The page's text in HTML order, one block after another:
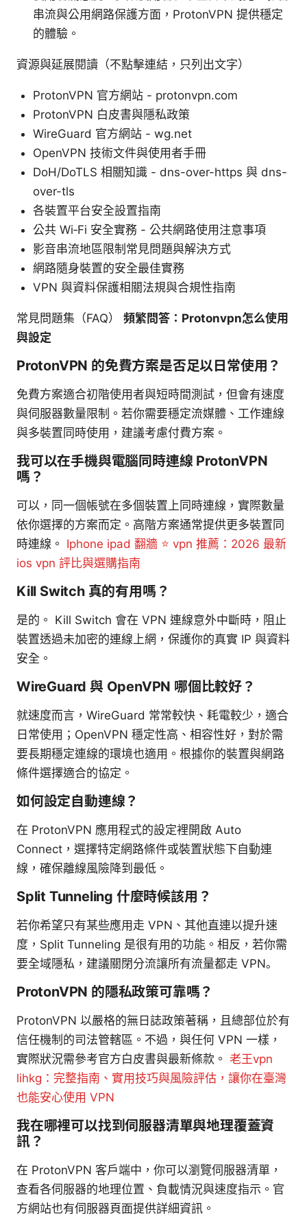
串流與公用網路保護方面，ProtonVPN 提供穩定
的體驗。
資源與延展閱讀（不點擊連結，只列出文字）
ProtonVPN 官方網站 - protonvpn.com
ProtonVPN 白皮書與隱私政策
WireGuard 官方網站 - wg.net
OpenVPN 技術文件與使用者手冊
DoH/DoTLS 相關知識 - dns-over-https 與 dns-
over-tls
各裝置平台安全設置指南
公共 Wi‑Fi 安全實務 - 公共網路使用注意事項
影音串流地區限制常見問題與解決方式
網路隨身裝置的安全最佳實務
VPN 與資料保護相關法規與合規性指南
常見問題集（FAQ） 頻繁問答：Protonvpn怎么使用
與設定
ProtonVPN 的免費方案是否足以日常使用？
免費方案適合初階使用者與短時間測試，但會有速度
與伺服器數量限制。若你需要穩定流媒體、工作連線
與多裝置同時使用，建議考慮付費方案。
我可以在手機與電腦同時連線 ProtonVPN
嗎？
可以，同一個帳號在多個裝置上同時連線，實際數量
依你選擇的方案而定。高階方案通常提供更多裝置同
時連線。 Iphone ipad 翻牆 ⭐ vpn 推薦：2026 最新
ios vpn 評比與選購指南
Kill Switch 真的有用嗎？
是的。 Kill Switch 會在 VPN 連線意外中斷時，阻止
裝置透過未加密的連線上網，保護你的真實 IP 與資料
安全。
WireGuard 與 OpenVPN 哪個比較好？
就速度而言，WireGuard 常常較快、耗電較少，適合
日常使用；OpenVPN 穩定性高、相容性好，對於需
要長期穩定連線的環境也適用。根據你的裝置與網路
條件選擇適合的協定。
如何設定自動連線？
在 ProtonVPN 應用程式的設定裡開啟 Auto
Connect，選擇特定網路條件或裝置狀態下自動連
線，確保離線風險降到最低。
Split Tunneling 什麼時候該用？
若你希望只有某些應用走 VPN、其他直連以提升速
度，Split Tunneling 是很有用的功能。相反，若你需
要全域隱私，建議關閉分流讓所有流量都走 VPN。
ProtonVPN 的隱私政策可靠嗎？
ProtonVPN 以嚴格的無日誌政策著稱，且總部位於有
信任機制的司法管轄區。不過，與任何 VPN 一樣，
實際狀況需參考官方白皮書與最新條款。 老王vpn
lihkg：完整指南、實用技巧與風險評估，讓你在臺灣
也能安心使用 VPN
我在哪裡可以找到伺服器清單與地理覆蓋資
訊？
在 ProtonVPN 客戶端中，你可以瀏覽伺服器清單，
查看各伺服器的地理位置、負載情況與速度指示。官
方網站也有伺服器頁面提供詳細資訊。